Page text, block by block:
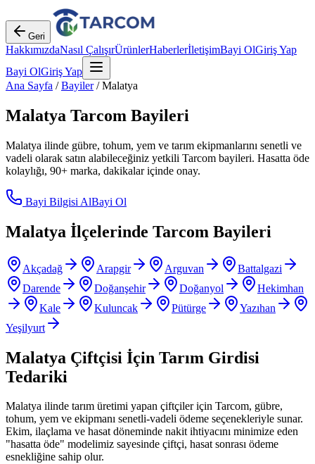
Geri
HakkımızdaNasıl ÇalışırÜrünlerHaberlerİletişimBayi OlGiriş Yap
Bayi OlGiriş Yap
Ana Sayfa /Bayiler/Malatya
Malatya Tarcom Bayileri
Malatya ilinde gübre, tohum, yem ve tarım ekipmanlarını senetli ve
vadeli olarak satın alabileceğiniz yetkili Tarcom bayileri. Hasatta öde
kolaylığı, 90+ marka, dakikalar içinde onay.
Bayi Bilgisi AlBayi Ol
Malatya İlçelerinde Tarcom Bayileri
Akçadağ Arapgir Arguvan
Battalgazi
Darende
Doğanşehir Doğanyol
Hekimhan
Kale
Kuluncak Pütürge
Yazıhan
Yeşilyurt
Malatya Çiftçisi İçin Tarım Girdisi
Tedariki
Malatya ilinde tarım üretimi yapan çiftçiler için Tarcom, gübre,
tohum, yem ve ekipmanı senetli-vadeli ödeme seçenekleriyle sunar.
Ekim, ilaçlama ve hasat döneminde nakit ihtiyacını minimize eden
"hasatta öde" modelimiz sayesinde çiftçi, hasat sonrası ödeme
esnekliğine sahip olur.